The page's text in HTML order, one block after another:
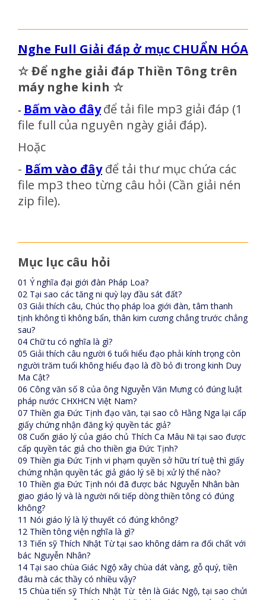
Nghe Full Giải đáp ở mục CHUẨN HÓA
☆Để nghe giải đáp Thiền Tông trên
máy nghe kinh ☆
- Bấm vào đâyđể tải file mp3 giải đáp (1
file full của nguyên ngày giải đáp).
Hoặc
- Bấm vào đâyđể tải thư mục chứa các
file mp3 theo từng câu hỏi (Cần giải nén
zip file).
Mục lục câu hỏi
01 Ý nghĩa đại giới đàn Pháp Loa?
02 Tại sao các tăng ni quỳ lạy đầu sát đất?
03 Giải thích câu, Chúc thọ pháp loa giới đàn, tâm thanh
tịnh không tì không bẩn, thân kim cương chẳng trước chẳng
sau?
04 Chữ tu có nghĩa là gì?
05 Giải thích câu người 6 tuổi hiểu đạo phải kính trọng còn
người trăm tuổi không hiểu đạo là đồ bỏ đi trong kinh Duy
Ma Cật?
06 Công văn số 8 của ông Nguyễn Văn Mưng có đúng luật
pháp nước CHXHCN Việt Nam?
07 Thiền gia Đức Tịnh đạo văn, tại sao cô Hằng Nga lại cấp
giấy chứng nhận đăng ký quyền tác giả?
08 Cuốn giáo lý của giáo chủ Thích Ca Mâu Ni tại sao được
cấp quyền tác giả cho thiền gia Đức Tịnh?
09 Thiền gia Đức Tịnh vi phạm quyền sở hữu trí tuệ thì giấy
chứng nhận quyền tác giả giáo lý sẽ bị xử lý thế nào?
10 Thiền gia Đức Tịnh nói đã được bác Nguyễn Nhân bàn
giao giáo lý và là người nối tiếp dòng thiền tông có đúng
không?
11 Nói giáo lý là lý thuyết có đúng không?
12 Thiền tông viện nghĩa là gì?
13 Tiến sỹ Thích Nhật Từ tại sao không dám ra đối chất với
bác Nguyễn Nhân?
14 Tại sao chùa Giác Ngộ xây chùa dát vàng, gỗ quý, tiền
đâu mà các thầy có nhiều vậy?
15 Chùa tiến sỹ Thích Nhật Từ tên là Giác Ngộ, tại sao chửi